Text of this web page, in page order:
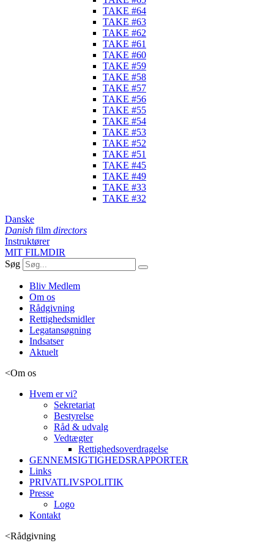
TAKE #64
TAKE #63
TAKE #62
TAKE #61
TAKE #60
TAKE #59
TAKE #58
TAKE #57
TAKE #56
TAKE #55
TAKE #54
TAKE #53
TAKE #52
TAKE #51
TAKE #45
TAKE #49
TAKE #33
TAKE #32
Danske
Danish film directors
Instruktører
MIT FILMDIR
Søg
Bliv Medlem
Om os
Rådgivning
Rettighedsmidler
Legatansøgning
Indsatser
Aktuelt
<Om os
Hvem er vi?
Sekretariat
Bestyrelse
Råd & udvalg
Vedtægter
Rettighedsoverdragelse
GENNEMSIGTIGHEDSRAPPORTER
Links
PRIVATLIVSPOLITIK
Presse
Logo
Kontakt
<Rådgivning